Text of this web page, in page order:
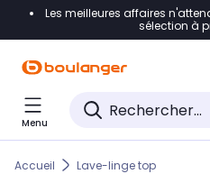
Accéder directement à la
Accéder directement au
Accéder directement au
Les meilleures affaires
sélection à
Menu
Accueil Lave-linge top